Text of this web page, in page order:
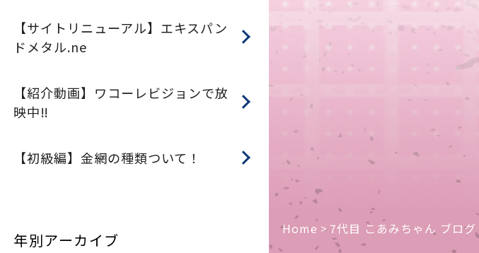
【サイトリニューアル】エキスパン
ドメタル.ne
【紹介動画】ワコーレビジョンで放
映中‼
【初級編】金網の種類ついて！
年別アーカイブ
Home >7代目 こあみちゃん ブログ